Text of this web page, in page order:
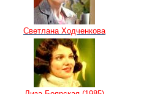
Светлана Ходченкова